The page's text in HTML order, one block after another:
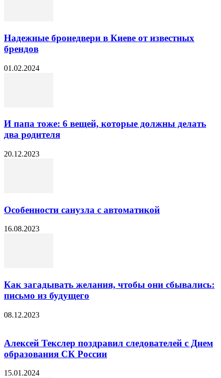
Надежные бронедвери в Киеве от известных
брендов
01.02.2024
И папа тоже: 6 вещей, которые должны делать
два родителя
20.12.2023
Особенности санузла с автоматикой
16.08.2023
Как загадывать желания, чтобы они сбывались:
письмо из будущего
08.12.2023
Алексей Текслер поздравил следователей с Днем
образования СК России
15.01.2024